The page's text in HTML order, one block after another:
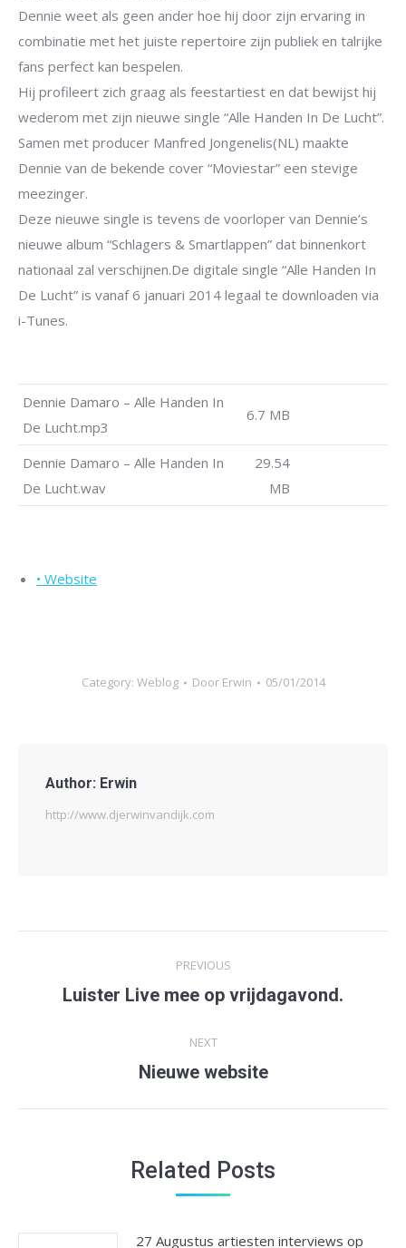
Dennie weet als geen ander hoe hij door zijn ervaring in
combinatie met het juiste repertoire zijn publiek en talrijke
fans perfect kan bespelen.
Hij profileert zich graag als feestartiest en dat bewijst hij
wederom met zijn nieuwe single “Alle Handen In De Lucht”.
Samen met producer Manfred Jongenelis(NL) maakte
Dennie van de bekende cover “Moviestar” een stevige
meezinger.
Deze nieuwe single is tevens de voorloper van Dennie’s
nieuwe album “Schlagers & Smartlappen” dat binnenkort
nationaal zal verschijnen.De digitale single “Alle Handen In
De Lucht” is vanaf 6 januari 2014 legaal te downloaden via
i-Tunes.
Dennie Damaro – Alle Handen In
De Lucht.mp3
6.7 MB
Dennie Damaro – Alle Handen In
De Lucht.wav
29.54
MB
• Website
Category: Weblog Door Erwin 05/01/2014
Author: Erwin
http://www.djerwinvandijk.com
navigation
PREVIOUS
Previous
Luister Live mee op vrijdagavond.
NEXT
Next
Nieuwe website
Related Posts
27 Augustus artiesten interviews op